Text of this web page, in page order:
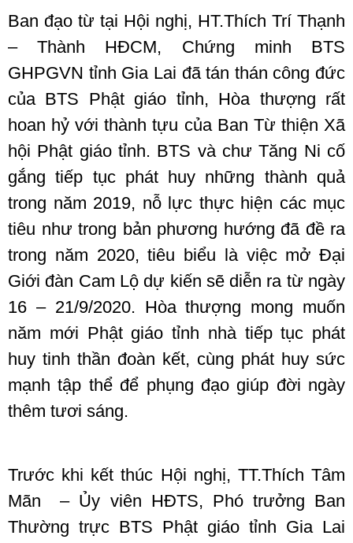
Ban đạo từ tại Hội nghị, HT.Thích Trí Thạnh
– Thành HĐCM, Chứng minh BTS
GHPGVN tỉnh Gia Lai đã tán thán công đức
của BTS Phật giáo tỉnh, Hòa thượng rất
hoan hỷ với thành tựu của Ban Từ thiện Xã
hội Phật giáo tỉnh. BTS và chư Tăng Ni cố
gắng tiếp tục phát huy những thành quả
trong năm 2019, nỗ lực thực hiện các mục
tiêu như trong bản phương hướng đã đề ra
trong năm 2020, tiêu biểu là việc mở Đại
Giới đàn Cam Lộ dự kiến sẽ diễn ra từ ngày
16 – 21/9/2020. Hòa thượng mong muốn
năm mới Phật giáo tỉnh nhà tiếp tục phát
huy tinh thần đoàn kết, cùng phát huy sức
mạnh tập thể để phụng đạo giúp đời ngày
thêm tươi sáng.
Trước khi kết thúc Hội nghị, TT.Thích Tâm
Mãn – Ủy viên HĐTS, Phó trưởng Ban
Thường trực BTS Phật giáo tỉnh Gia Lai